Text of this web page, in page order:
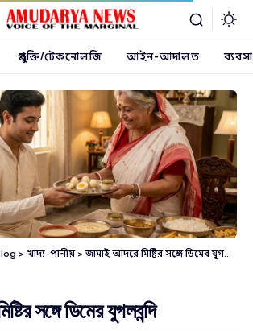
প্রযুক্তি/টেকনোলজি আইন-আদালত ব্যবসা
> খাদ্য-পানীয়>জামাই আদরে মিষ্টির সঙ্গে ডিমের যুগলবন্দি
সঙ্গে ডিমের যুগলবন্দি